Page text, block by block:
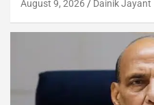
August 9, 2026 Dainik Jayant